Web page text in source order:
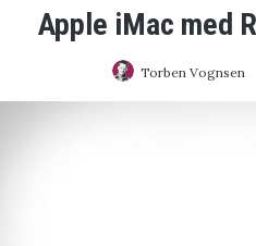
Apple iMac med
Torben Vognsen